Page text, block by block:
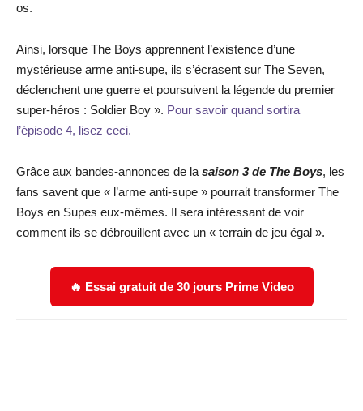
os.
Ainsi, lorsque The Boys apprennent l’existence d’une
mystérieuse arme anti-supe, ils s’écrasent sur The Seven,
déclenchent une guerre et poursuivent la légende du premier
super-héros : Soldier Boy ». Pour savoir quand sortira
l’épisode 4, lisez ceci.
Grâce aux bandes-annonces de la saison 3 de The Boys, les
fans savent que « l’arme anti-supe » pourrait transformer The
Boys en Supes eux-mêmes. Il sera intéressant de voir
comment ils se débrouillent avec un « terrain de jeu égal ».
🔥 Essai gratuit de 30 jours Prime Video